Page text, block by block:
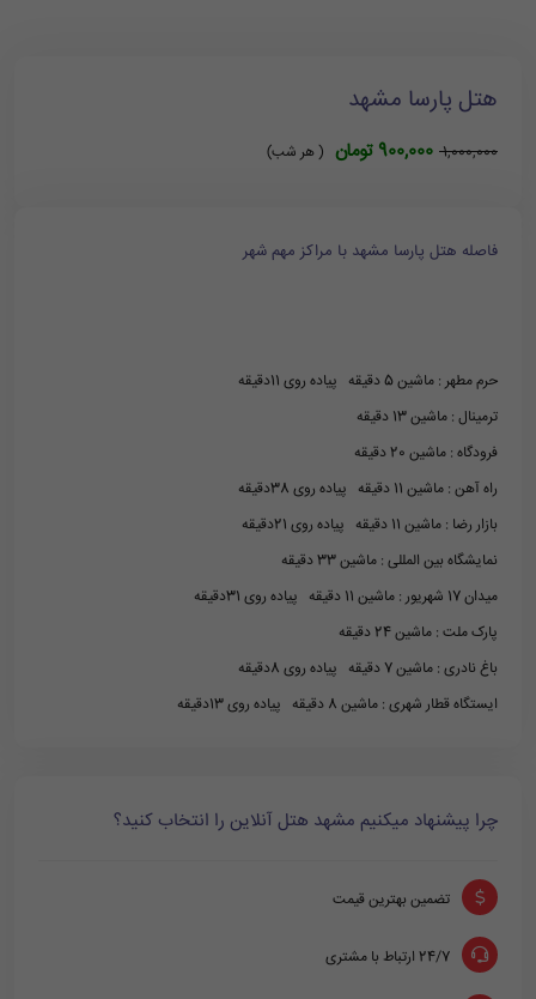
هتل پارسا مشهد
1,000,000 900,000 تومان ( هر شب)
فاصله هتل پارسا مشهد با مراکز مهم شهر
حرم مطهر : ماشین 5 دقیقه پیاده روی 11دقیقه
ترمینال : ماشین 13 دقیقه
فرودگاه : ماشین 20 دقیقه
راه آهن : ماشین 11 دقیقه پیاده روی 38دقیقه
بازار رضا : ماشین 11 دقیقه پیاده روی 21دقیقه
نمایشگاه بین المللی : ماشین 33 دقیقه
میدان 17 شهریور : ماشین 11 دقیقه پیاده روی 31دقیقه
پارک ملت : ماشین 24 دقیقه
باغ نادری : ماشین 7 دقیقه پیاده روی 8دقیقه
ایستگاه قطار شهری : ماشین 8 دقیقه پیاده روی 13دقیقه
چرا پیشنهاد میکنیم مشهد هتل آنلاین را انتخاب کنید؟
تضمین بهترین قیمت
24/7 ارتباط با مشتری